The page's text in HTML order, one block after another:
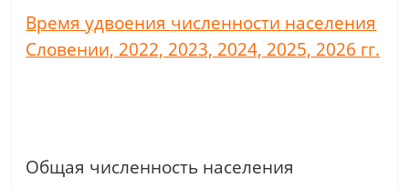
Время удвоения численности населения
Словении, 2022, 2023, 2024, 2025, 2026 гг.
Общая численность населения